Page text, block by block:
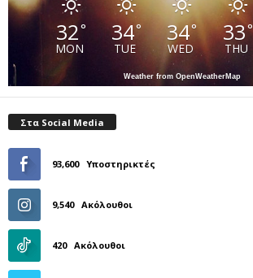
32°
MON
34°
TUE
34°
WED
33°
THU
Weather from OpenWeatherMap
Στα Social Media
93,600 Υποστηρικτές
9,540 Ακόλουθοι
420 Ακόλουθοι